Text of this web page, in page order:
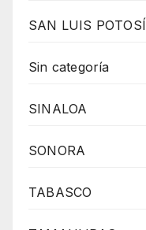
SAN LUIS POTOSÍ
Sin categoría
SINALOA
SONORA
TABASCO